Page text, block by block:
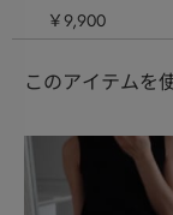
￥9,900
このアイテムを